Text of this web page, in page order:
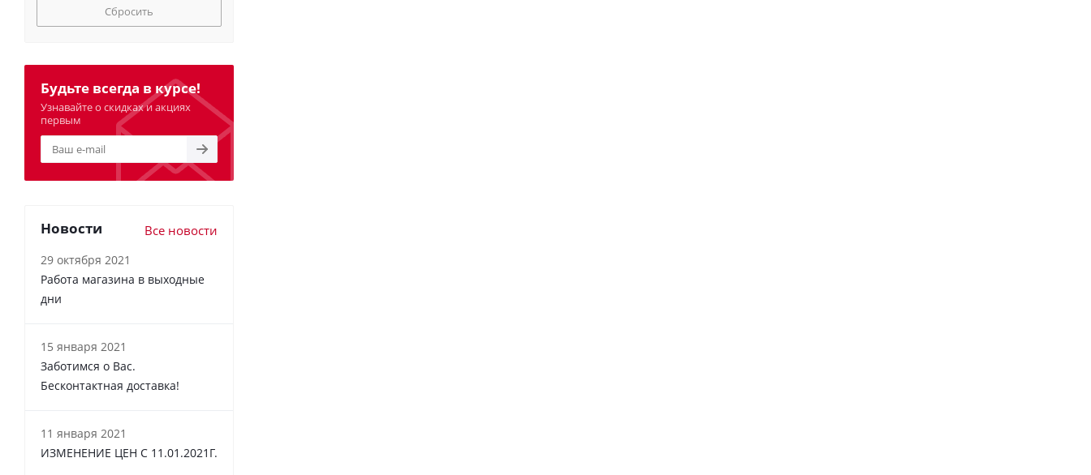
Сбросить
Будьте всегда в курсе!
Узнавайте о скидках и акциях
первым
Новости Все новости
29 октября 2021
Работа магазина в выходные
дни
15 января 2021
Заботимся о Вас.
Бесконтактная доставка!
11 января 2021
ИЗМЕНЕНИЕ ЦЕН С 11.01.2021Г.